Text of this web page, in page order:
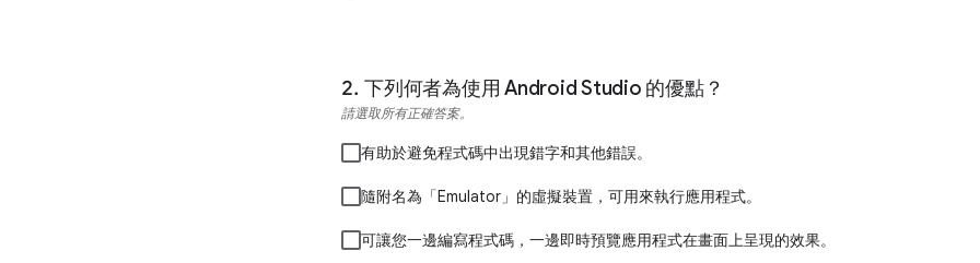
下列何者為使用 Android Studio 的優點？
請選取所有正確答案。
有助於避免程式碼中出現錯字和其他錯誤。
隨附名為「Emulator」的虛擬裝置，可用來執行應用程式。
可讓您一邊編寫程式碼，一邊即時預覽應用程式在畫面上呈現的效果。